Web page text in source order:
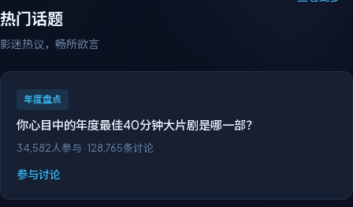
影迷热议，畅所欲言
你心目中的年度最佳40分钟大片剧是哪一部？
34,582人参与 ·128,765条讨论
参与讨论